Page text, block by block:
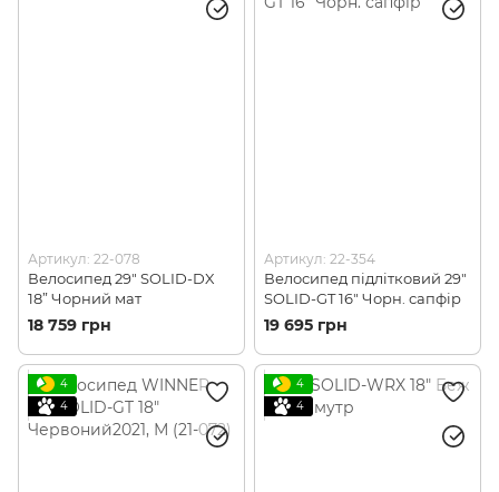
Артикул: 22-078
Велосипед 29" SOLID-DX
18” Чорний мат
18 759 грн
Артикул: 22-354
Велосипед підлітковий 29"
SOLID-GT 16" Чорн. сапфір
19 695 грн
4
4
4
4